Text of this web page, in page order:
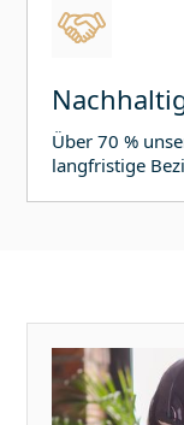
Über 70 %
langfristige